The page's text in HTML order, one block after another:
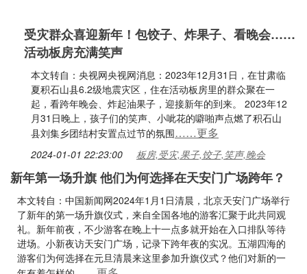
受灾群众喜迎新年！包饺子、炸果子、看晚会……
活动板房充满笑声
本文转自：央视网央视网消息：2023年12月31日，在甘肃临
夏积石山县6.2级地震灾区，住在活动板房里的群众聚在一
起，看跨年晚会、炸起油果子，迎接新年的到来。 2023年12
月31日晚上，孩子们的笑声、小呲花的噼啪声点燃了积石山
县刘集乡团结村安置点过节的氛围……更多
2024-01-01 22:23:00 板房,受灾,果子,饺子,笑声,晚会
新年第一场升旗 他们为何选择在天安门广场跨年？
本文转自：中国新闻网2024年1月1日清晨，北京天安门广场举行
了新年的第一场升旗仪式，来自全国各地的游客汇聚于此共同观
礼。新年前夜，不少游客在晚上十一点多就开始在入口排队等待
进场。小新夜访天安门广场，记录下跨年夜的实况。五湖四海的
游客们为何选择在元旦清晨来这里参加升旗仪式？他们对新的一